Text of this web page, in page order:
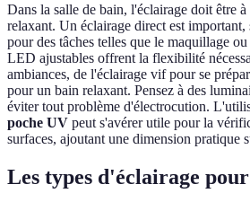
Dans la salle de bain, l'éclairage doit être
relaxant. Un éclairage direct est
pour des tâches telles que le maquillage
LED ajustables offrent la flexibilité
ambiances, de l'éclairage vif pour se
pour un bain relaxant. Pensez à des
éviter tout problème d'électrocution.
poche UV peut s'avérer utile pour la
surfaces, ajoutant une dimension pratique
Les types d'éclairage